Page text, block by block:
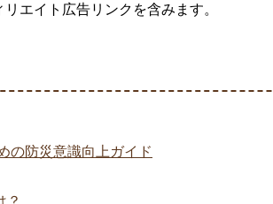
エイト広告リンクを含みます。
の防災意識向上ガイド
？